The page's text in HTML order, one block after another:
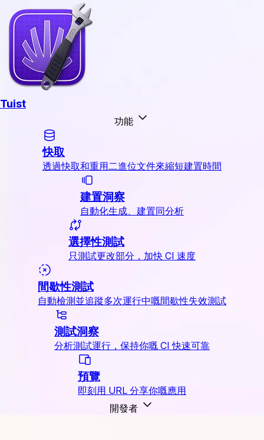
Tuist
功能
快取
透過快取和重用二進位文件來縮短建置時間
建置洞察
自動化生成、建置同分析
選擇性測試
只測試更改部分，加快 CI 速度
間歇性測試
自動檢測並追蹤多次運行中嘅間歇性失效測試
測試洞察
分析測試運行，保持你嘅 CI 快速可靠
預覽
即刻用 URL 分享你嘅應用
開發者